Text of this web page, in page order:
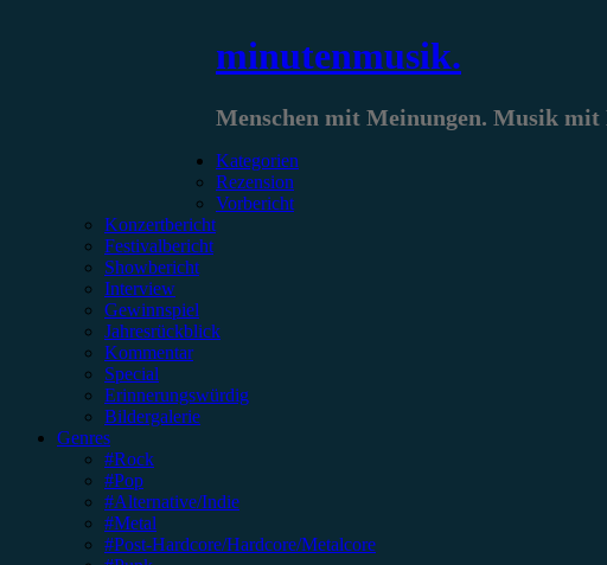
minutenmusik.
Menschen mit Meinungen. Musik
Kategorien
Rezension
Vorbericht
Konzertbericht
Festivalbericht
Showbericht
Interview
Gewinnspiel
Jahresrückblick
Kommentar
Special
Erinnerungswürdig
Bildergalerie
Genres
#Rock
#Pop
#Alternative/Indie
#Metal
#Post-Hardcore/Hardcore/Metalcore